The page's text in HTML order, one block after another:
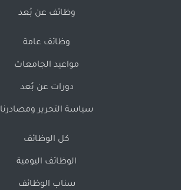
وظائف عن بُعد
وظائف عامة
مواعيد الجامعات
دورات عن بُعد
سياسة التحرير ومصادرنا
كل الوظائف
الوظائف اليومية
سناب الوظائف